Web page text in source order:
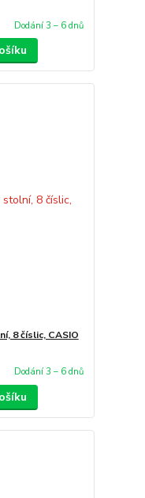
Dodání 3 – 6 dnů
8 číslic, CASIO
Dodání 3 – 6 dnů